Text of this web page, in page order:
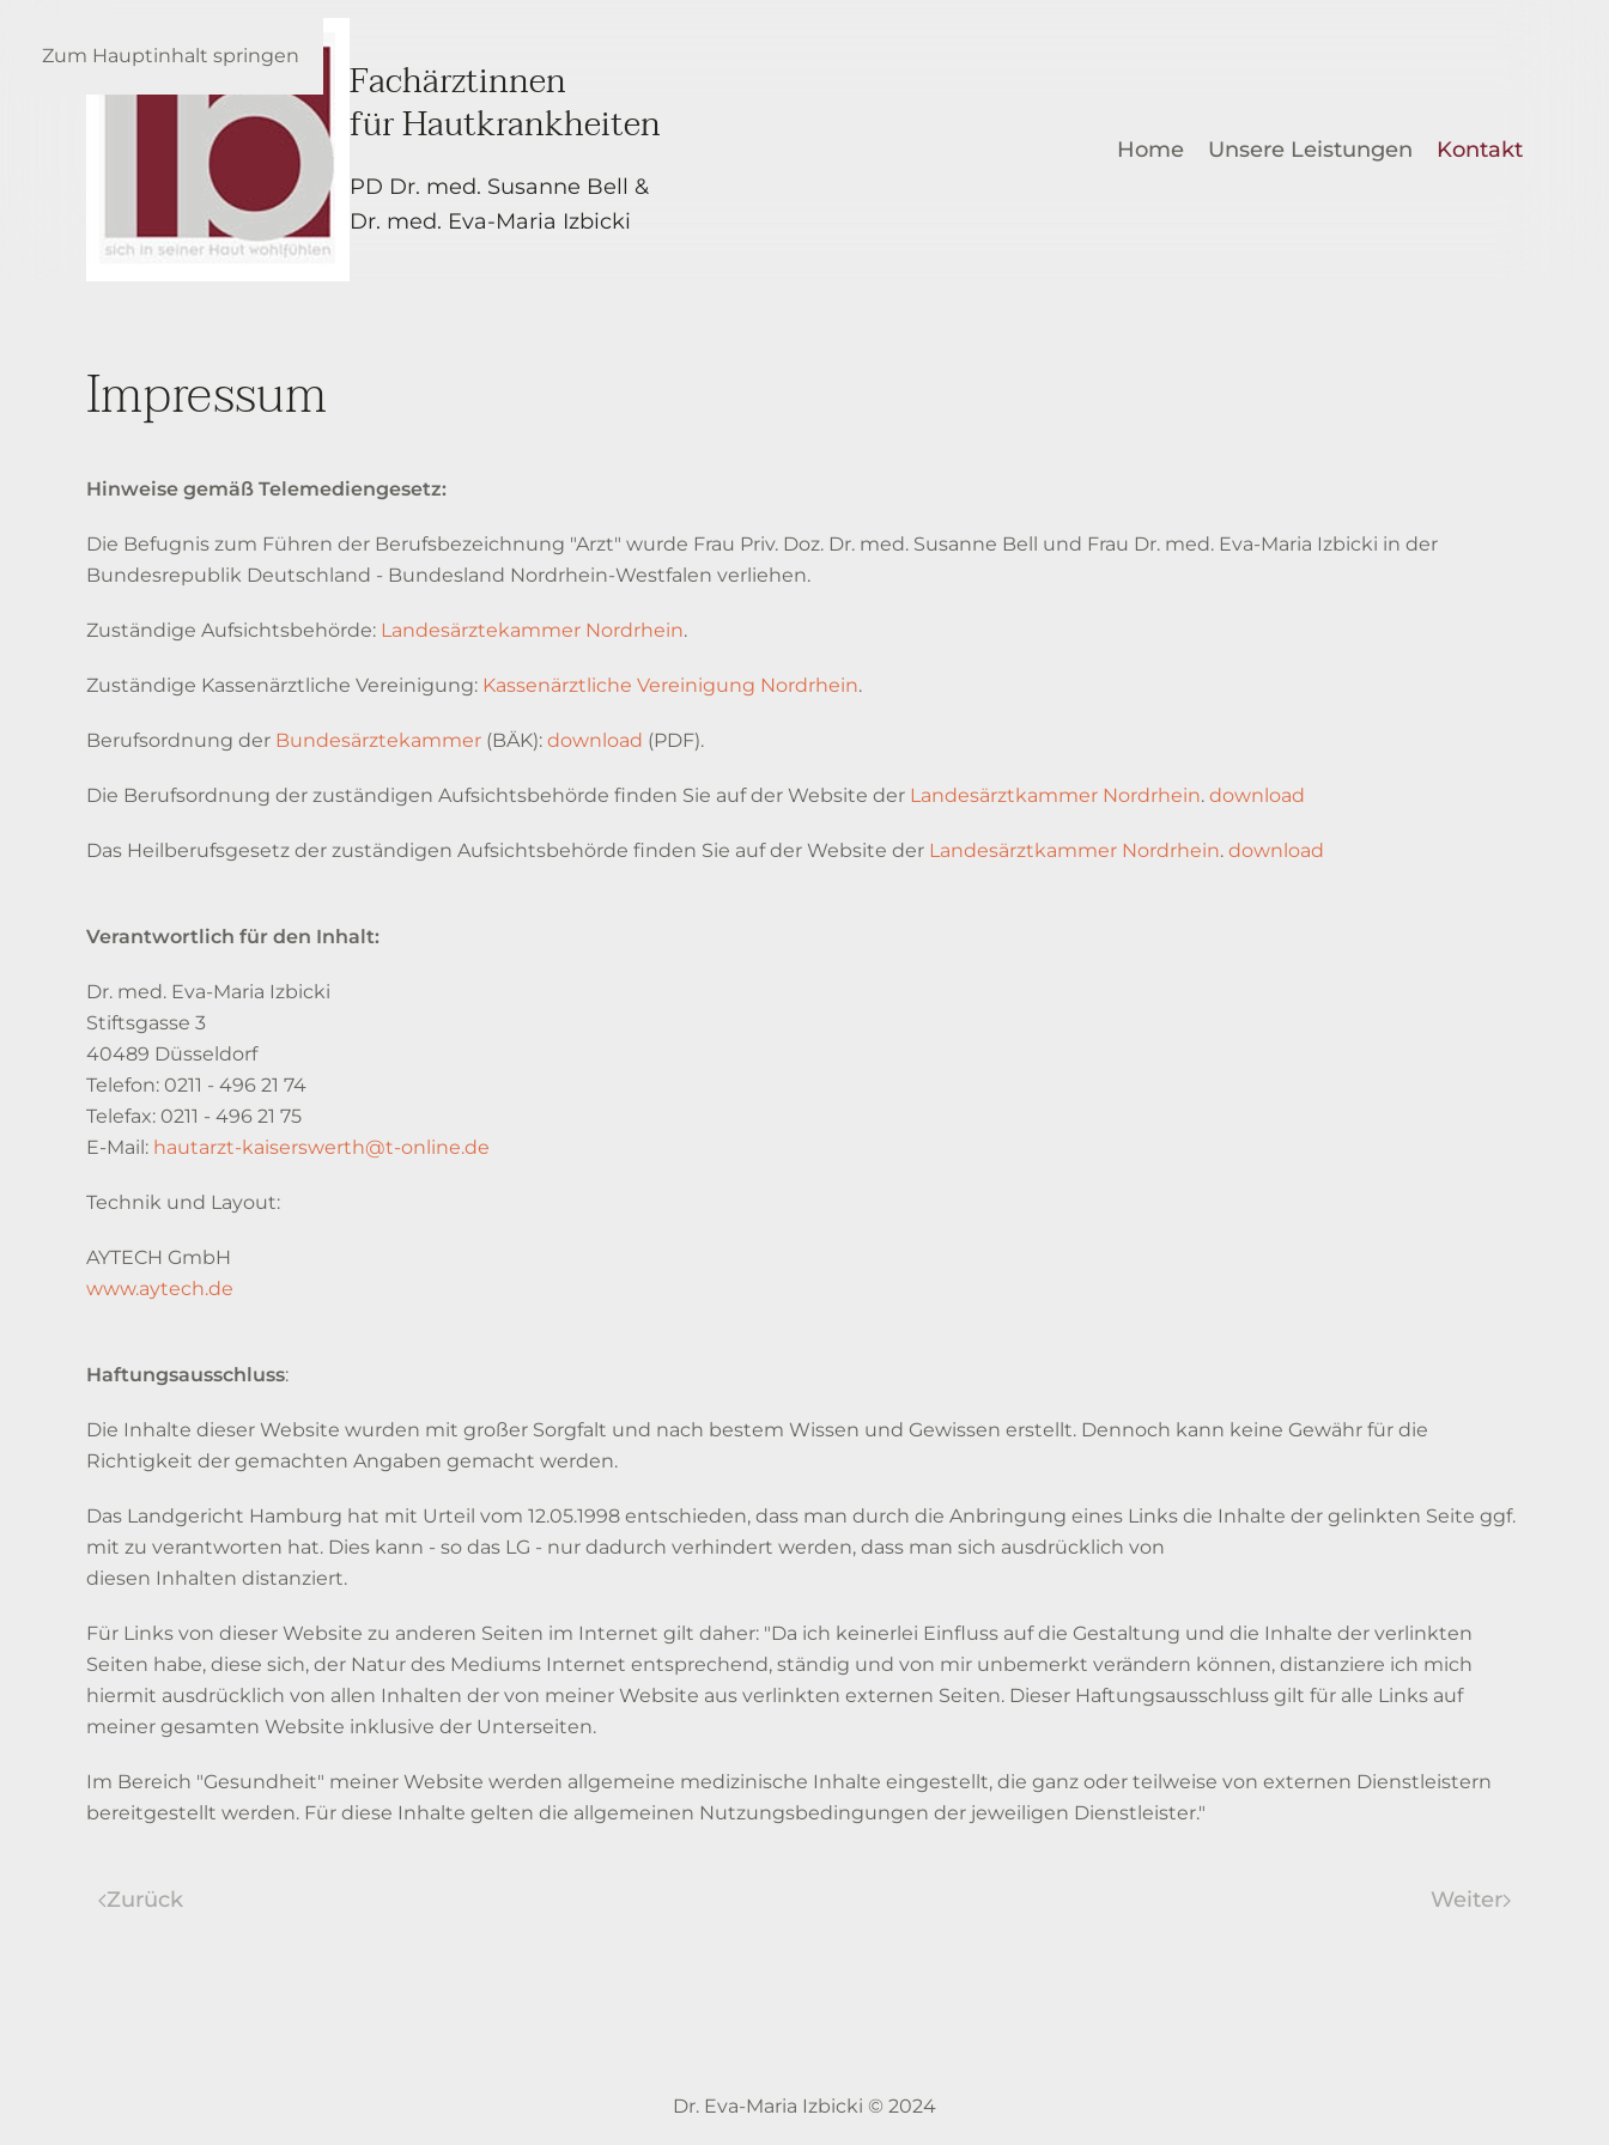
Zum Hauptinhalt springen Fachärztinnen
für Hautkrankheiten
PD Dr. med. Susanne Bell &
Dr. med. Eva-Maria Izbicki
Home Unsere Leistungen Kontakt
Impressum
Hinweise gemäß Telemediengesetz:
Die Befugnis zum Führen der Berufsbezeichnung "Arzt" wurde Frau Priv. Doz. Dr. med. Susanne Bell und Frau Dr. med. Eva-Maria Izbicki in der
Bundesrepublik Deutschland - Bundesland Nordrhein-Westfalen verliehen.
Zuständige Aufsichtsbehörde: Landesärztekammer Nordrhein.
Zuständige Kassenärztliche Vereinigung: Kassenärztliche Vereinigung Nordrhein.
Berufsordnung der Bundesärztekammer (BÄK): download (PDF).
Die Berufsordnung der zuständigen Aufsichtsbehörde finden Sie auf der Website der Landesärztkammer Nordrhein. download
Das Heilberufsgesetz der zuständigen Aufsichtsbehörde finden Sie auf der Website der Landesärztkammer Nordrhein. download
Verantwortlich für den Inhalt:
Dr. med. Eva-Maria Izbicki
Stiftsgasse 3
40489 Düsseldorf
Telefon: 0211 - 496 21 74
Telefax: 0211 - 496 21 75
E-Mail: hautarzt-kaiserswerth@t-online.de
Technik und Layout:
AYTECH GmbH
www.aytech.de
Haftungsausschluss:
Die Inhalte dieser Website wurden mit großer Sorgfalt und nach bestem Wissen und Gewissen erstellt. Dennoch kann keine Gewähr für die
Richtigkeit der gemachten Angaben gemacht werden.
Das Landgericht Hamburg hat mit Urteil vom 12.05.1998 entschieden, dass man durch die Anbringung eines Links die Inhalte der gelinkten Seite ggf.
mit zu verantworten hat. Dies kann - so das LG - nur dadurch verhindert werden, dass man sich ausdrücklich von
diesen Inhalten distanziert.
Für Links von dieser Website zu anderen Seiten im Internet gilt daher: "Da ich keinerlei Einfluss auf die Gestaltung und die Inhalte der verlinkten
Seiten habe, diese sich, der Natur des Mediums Internet entsprechend, ständig und von mir unbemerkt verändern können, distanziere ich mich
hiermit ausdrücklich von allen Inhalten der von meiner Website aus verlinkten externen Seiten. Dieser Haftungsausschluss gilt für alle Links auf
meiner gesamten Website inklusive der Unterseiten.
Im Bereich "Gesundheit" meiner Website werden allgemeine medizinische Inhalte eingestellt, die ganz oder teilweise von externen Dienstleistern
bereitgestellt werden. Für diese Inhalte gelten die allgemeinen Nutzungsbedingungen der jeweiligen Dienstleister."
Zurück Weiter
Dr. Eva-Maria Izbicki © 2024